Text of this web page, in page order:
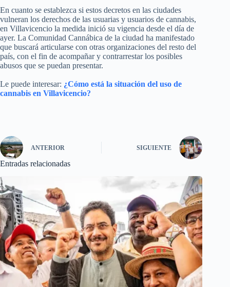
En cuanto se establezca si estos decretos en las ciudades
vulneran los derechos de las usuarias y usuarios de cannabis,
en Villavicencio la medida inició su vigencia desde el día de
ayer. La Comunidad Cannábica de la ciudad ha manifestado
que buscará articularse con otras organizaciones del resto del
país, con el fin de acompañar y contrarrestar los posibles
abusos que se puedan presentar.
Le puede interesar: ¿Cómo está la situación del uso de
cannabis en Villavicencio?
ANTERIOR SIGUIENTE
Entradas relacionadas